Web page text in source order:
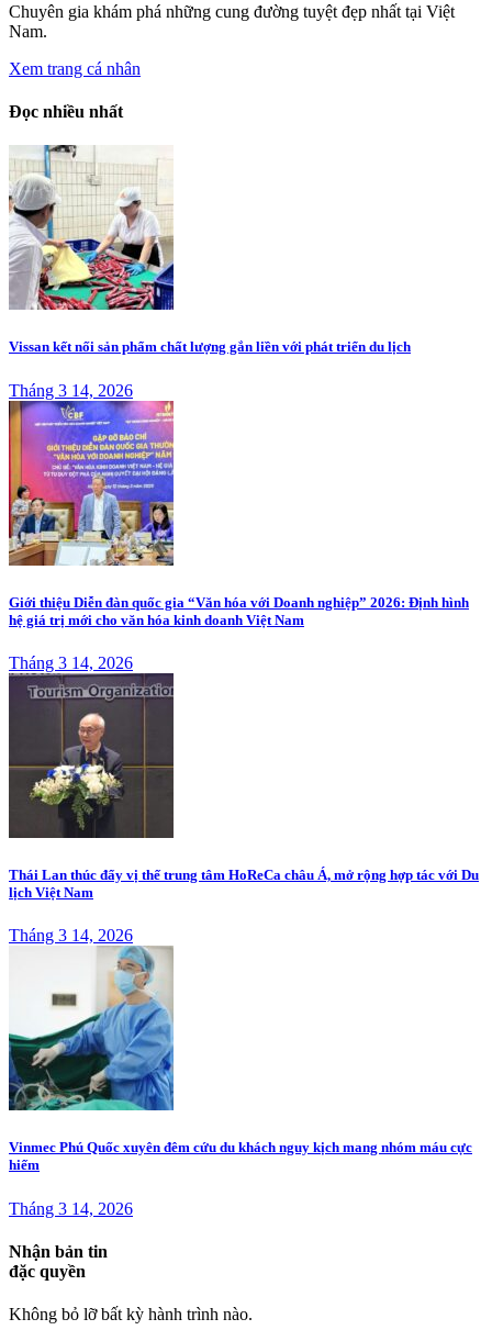
Chuyên gia khám phá những cung đường tuyệt đẹp nhất tại Việt
Nam.
Xem trang cá nhân
Đọc nhiều nhất
Vissan kết nối sản phẩm chất lượng gắn liền với phát triển du lịch
Tháng 3 14, 2026
Giới thiệu Diễn đàn quốc gia “Văn hóa với Doanh nghiệp” 2026: Định hình
hệ giá trị mới cho văn hóa kinh doanh Việt Nam
Tháng 3 14, 2026
Thái Lan thúc đẩy vị thế trung tâm HoReCa châu Á, mở rộng hợp tác với Du
lịch Việt Nam
Tháng 3 14, 2026
Vinmec Phú Quốc xuyên đêm cứu du khách nguy kịch mang nhóm máu cực
hiếm
Tháng 3 14, 2026
Nhận bản tin
đặc quyền
Không bỏ lỡ bất kỳ hành trình nào.